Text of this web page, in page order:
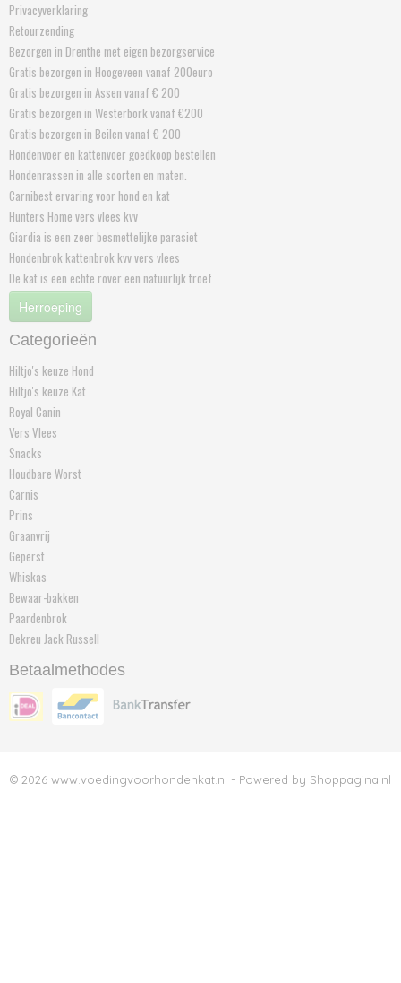
Privacyverklaring
Retourzending
Bezorgen in Drenthe met eigen bezorgservice
Gratis bezorgen in Hoogeveen vanaf 200euro
Gratis bezorgen in Assen vanaf € 200
Gratis bezorgen in Westerbork vanaf €200
Gratis bezorgen in Beilen vanaf € 200
Hondenvoer en kattenvoer goedkoop bestellen
Hondenrassen in alle soorten en maten.
Carnibest ervaring voor hond en kat
Hunters Home vers vlees kvv
Giardia is een zeer besmettelijke parasiet
Hondenbrok kattenbrok kvv vers vlees
De kat is een echte rover een natuurlijk troef
Herroeping
Categorieën
Hiltjo's keuze Hond
Hiltjo's keuze Kat
Royal Canin
Vers Vlees
Snacks
Houdbare Worst
Carnis
Prins
Graanvrij
Geperst
Whiskas
Bewaar-bakken
Paardenbrok
Dekreu Jack Russell
Betaalmethodes
© 2026 www.voedingvoorhondenkat.nl - Powered by Shoppagina.nl